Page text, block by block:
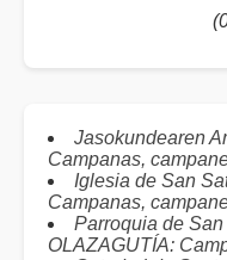
Jasokundearen
Campanas,
Iglesia de San
Campanas,
Parroquia de
OLAZAGUTÍA: